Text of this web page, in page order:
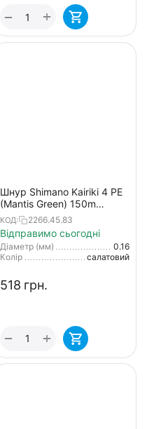
+
−
Шнур Shimano Kairiki 4 PE
(Mantis Green) 150m
0.16mm 8.1kg
КОД: 2266.45.83
Відправимо сьогодні
Діаметр (мм)
0.16
Колір
салатовий
‍518‍ грн.
+
−